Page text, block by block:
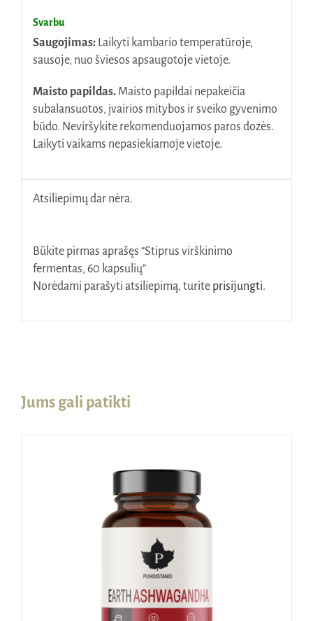
Svarbu
Saugojimas: Laikyti kambario temperatūroje,
sausoje, nuo šviesos apsaugotoje vietoje.
Maisto papildas. Maisto papildai nepakeičia
subalansuotos, įvairios mitybos ir sveiko gyvenimo
būdo. Neviršykite rekomenduojamos paros dozės.
Laikyti vaikams nepasiekiamoje vietoje.
Atsiliepimų dar nėra.
Būkite pirmas aprašęs “Stiprus virškinimo
fermentas, 60 kapsulių”
Norėdami parašyti atsiliepimą, turite prisijungti.
Jums gali patikti